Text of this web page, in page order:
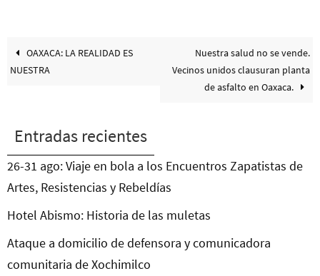
OAXACA: LA REALIDAD ES
NUESTRA
Nuestra salud no se vende.
Vecinos unidos clausuran planta
de asfalto en Oaxaca.
Entradas recientes
26-31 ago: Viaje en bola a los Encuentros Zapatistas de
Artes, Resistencias y Rebeldías
Hotel Abismo: Historia de las muletas
Ataque a domicilio de defensora y comunicadora
comunitaria de Xochimilco